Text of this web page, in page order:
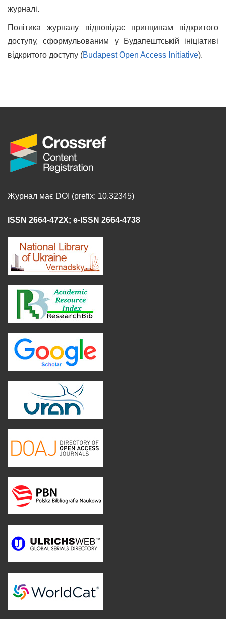
журналі.
Політика журналу відповідає принципам відкритого
доступу, сформульованим у Будапештській ініціативі
відкритого доступу (Budapest Open Access Initiative).
Журнал має DOI (prefix: 10.32345)
ISSN 2664-472X; e-ISSN 2664-4738